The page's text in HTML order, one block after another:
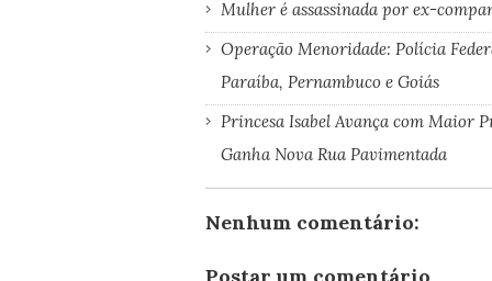
Mulher é assassinada por ex-
Operação Menoridade: Polícia
Paraíba, Pernambuco e Goiás
Princesa Isabel Avança com Maior
Ganha Nova Rua Pavimentada
Nenhum comentário: